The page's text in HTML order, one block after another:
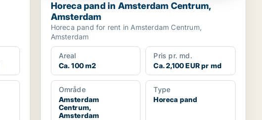
Horeca pand in Amsterdam Centrum,
Amsterdam
Horeca pand for rent in Amsterdam Centrum,
Amsterdam
Areal
Ca. 100 m2
Pris pr. md.
Ca. 2,100 EUR pr md
Område
Amsterdam
Centrum,
Amsterdam
Type
Horeca pand